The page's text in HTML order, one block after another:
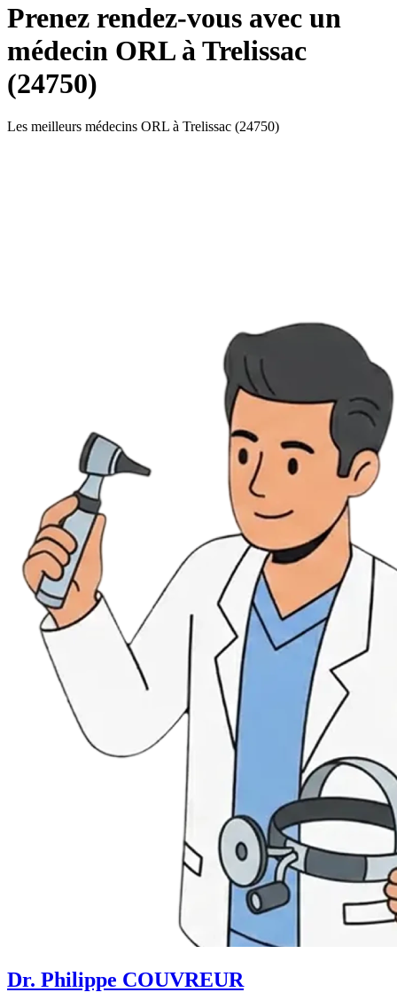
Prenez rendez-vous avec un
médecin ORL à Trelissac
(24750)
Les meilleurs médecins ORL à Trelissac (24750)
Dr. Philippe COUVREUR